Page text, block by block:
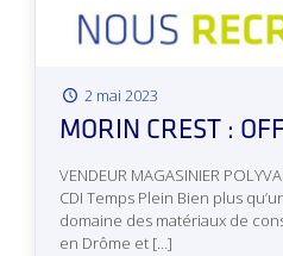
2 mai 2023
MORIN CREST :
VENDEUR MAGASINIER
CDI Temps Plein Bien plus
domaine des matériaux de
en Drôme et […]